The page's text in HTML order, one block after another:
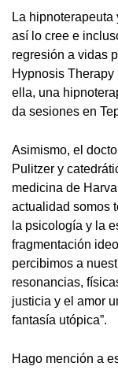
La
así lo cree e
regresión a vidas
Hypnosis
ella, una
da sesiones en
Asimismo, el
Pulitzer y
medicina de
actualidad somos
la psicología y la
fragmentación
percibimos a
resonancias,
justicia y el amor
fantasía utópica”.
Hago mención a